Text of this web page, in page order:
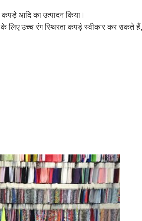
आदि का उत्पादन किया।
के लिए उच्च रंग स्थिरता कपड़े स्वीकार कर सकते हैं,